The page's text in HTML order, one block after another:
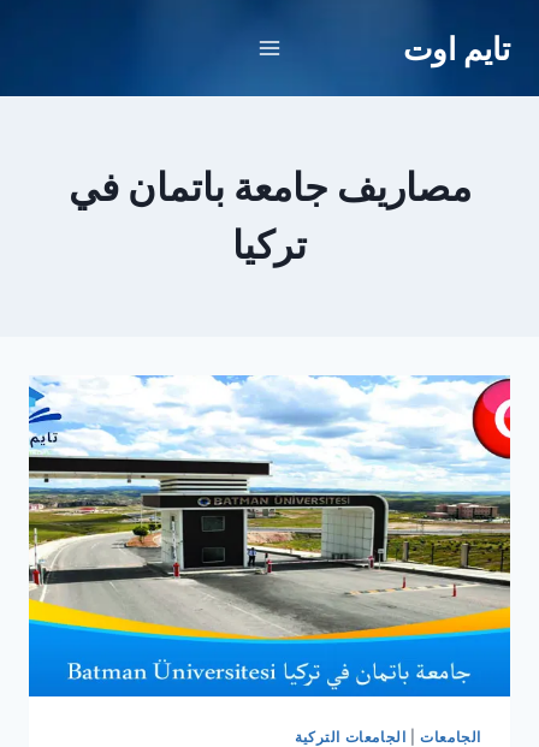
تايم اوت
مصاريف جامعة باتمان في
تركيا
الجامعات| الجامعات التركية